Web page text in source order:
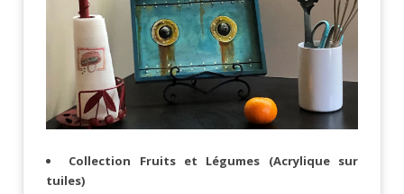
Collection Fruits et Légumes (Acrylique sur
tuiles)